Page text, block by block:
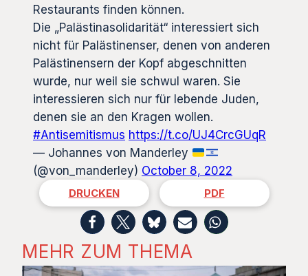
Restaurants finden können.
Die „Palästinasolidarität“ interessiert sich
nicht für Palästinenser, denen von anderen
Palästinensern der Kopf abgeschnitten
wurde, nur weil sie schwul waren. Sie
interessieren sich nur für lebende Juden,
denen sie an den Kragen wollen.
#Antisemitismus https://t.co/UJ4CrcGUqR
— Johannes von Manderley
(@von_manderley) October 8, 2022
DRUCKEN PDF
MEHR ZUM THEMA